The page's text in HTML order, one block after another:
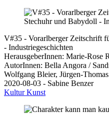
V#35 - Vorarlberger Zeitschrift
- Industriegeschichten
HerausgeberInnen: Marie-Rose
AutorInnen: Bella Angora /
Wolfgang Bleier, Jürgen-
2020-08-03 - Sabine Benzer
KulturKunst